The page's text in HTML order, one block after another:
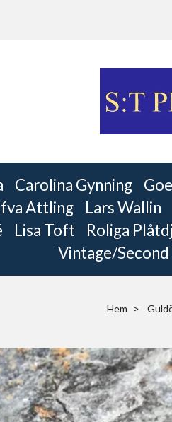
Carolina Gynning
Attling Lars Wallin
Lisa Toft Roliga
Vintage/Second
Hem